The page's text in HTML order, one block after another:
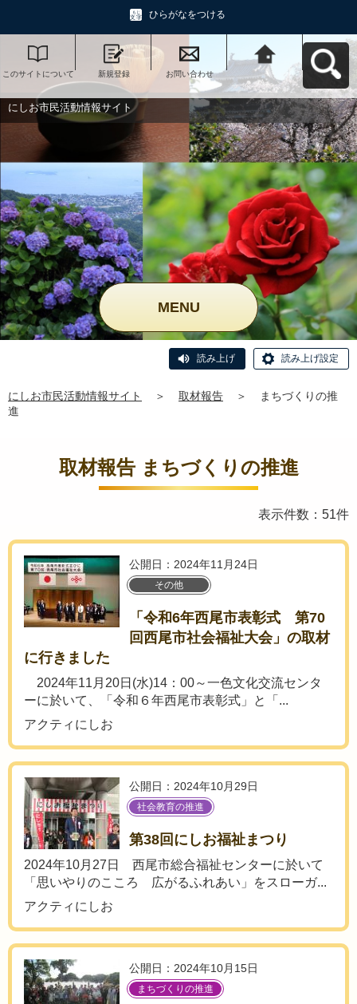
ひらがなをつける
このサイトについて 新規登録 お問い合わせ
にしお市民活動情報
サイトへ戻る
にしお市民活動情報サイト
MENU
読み上げ 読み上げ設定
にしお市民活動情報サイト ＞ 取材報告 ＞
まちづくりの推
進
取材報告 まちづくりの推進
表示件数：51件
公開日：2024年11月24日
その他
「令和6年西尾市表彰式 第70
回西尾市社会福祉大会」の取材
に行きました
2024年11月20日(水)14：00～一色文化交流センタ
ーに於いて、「令和６年西尾市表彰式」と「...
アクティにしお
公開日：2024年10月29日
社会教育の推進
第38回にしお福祉まつり
2024年10月27日 西尾市総合福祉センターに於いて
「思いやりのこころ 広がるふれあい」をスローガ...
アクティにしお
公開日：2024年10月15日
まちづくりの推進